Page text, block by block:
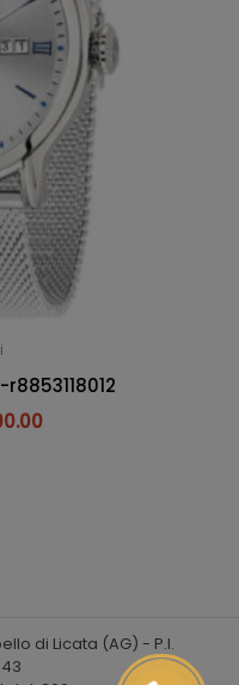
di Licata (AG) - P.I.